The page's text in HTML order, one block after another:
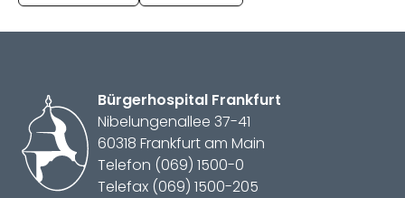
Bürger­hospital Frankfurt
Nibelungenallee 37-41
60318 Frankfurt am Main
Telefon (069) 1500-0
Telefax (069) 1500-205